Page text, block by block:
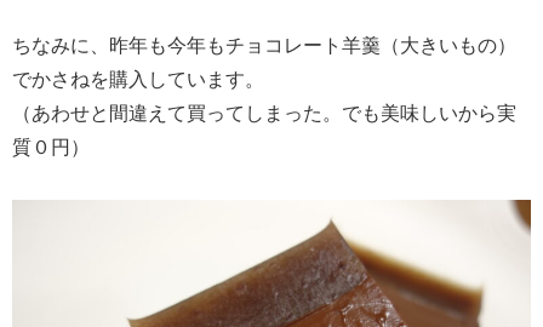
ちなみに、昨年も今年もチョコレート羊羹（大きいもの）
でかさねを購入しています。
（あわせと間違えて買ってしまった。でも美味しいから実
質０円）